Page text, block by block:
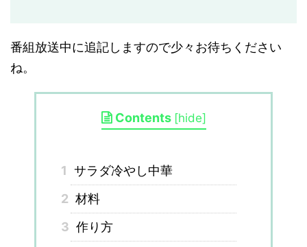
番組放送中に追記しますので少々お待ちください
ね。
Contents [hide]
1 サラダ冷やし中華
2 材料
3 作り方